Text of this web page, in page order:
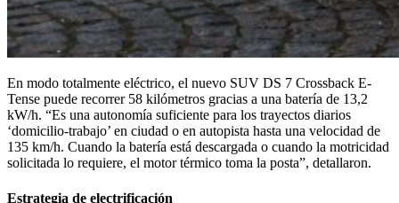
En modo totalmente eléctrico, el nuevo SUV DS 7 Crossback E-
Tense puede recorrer 58 kilómetros gracias a una batería de 13,2
kW/h. “Es una autonomía suficiente para los trayectos diarios
‘domicilio-trabajo’ en ciudad o en autopista hasta una velocidad de
135 km/h. Cuando la batería está descargada o cuando la motricidad
solicitada lo requiere, el motor térmico toma la posta”, detallaron.
Estrategia de electrificación